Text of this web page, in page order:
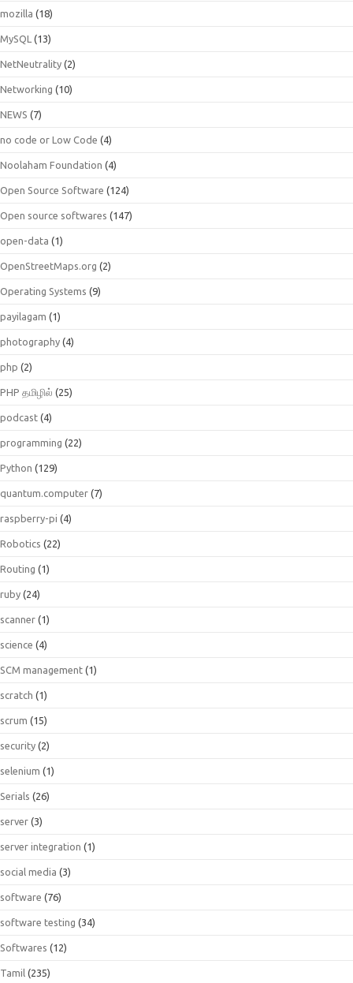
mozilla (18)
MySQL (13)
NetNeutrality (2)
Networking (10)
NEWS (7)
no code or Low Code (4)
Noolaham Foundation (4)
Open Source Software (124)
Open source softwares (147)
open-data (1)
OpenStreetMaps.org (2)
Operating Systems (9)
payilagam (1)
photography (4)
php (2)
PHP தமிழில் (25)
podcast (4)
programming (22)
Python (129)
quantum.computer (7)
raspberry-pi (4)
Robotics (22)
Routing (1)
ruby (24)
scanner (1)
science (4)
SCM management (1)
scratch (1)
scrum (15)
security (2)
selenium (1)
Serials (26)
server (3)
server integration (1)
social media (3)
software (76)
software testing (34)
Softwares (12)
Tamil (235)